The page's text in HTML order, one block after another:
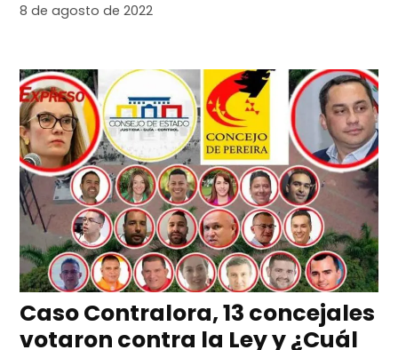
8 de agosto de 2022
Caso Contralora, 13 concejales
votaron contra la Ley y ¿Cuál